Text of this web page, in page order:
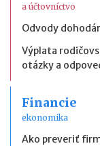
a účtovníctvo
Odvody
Výplata
otázky a
Financie
ekonomika
Ako preveriť